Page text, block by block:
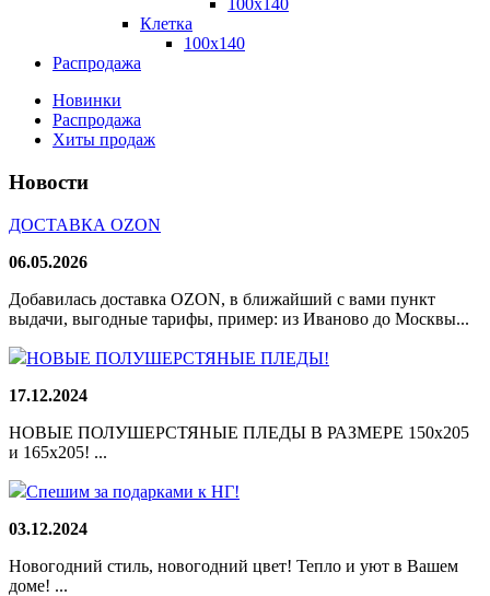
100x140
Клетка
100х140
Распродажа
Новинки
Распродажа
Хиты продаж
Новости
ДОСТАВКА OZON
06.05.2026
Добавилась доставка OZON, в ближайший с вами пункт
выдачи, выгодные тарифы, пример: из Иваново до Москвы...
НОВЫЕ ПОЛУШЕРСТЯНЫЕ ПЛЕДЫ!
17.12.2024
НОВЫЕ ПОЛУШЕРСТЯНЫЕ ПЛЕДЫ В РАЗМЕРЕ 150х205
и 165х205! ...
Спешим за подарками к НГ!
03.12.2024
Новогодний стиль, новогодний цвет! Тепло и уют в Вашем
доме! ...